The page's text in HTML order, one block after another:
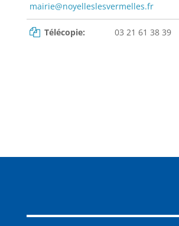
mairie@noyelleslesvermelles.fr
Télécopie: 03 21 61 38 39